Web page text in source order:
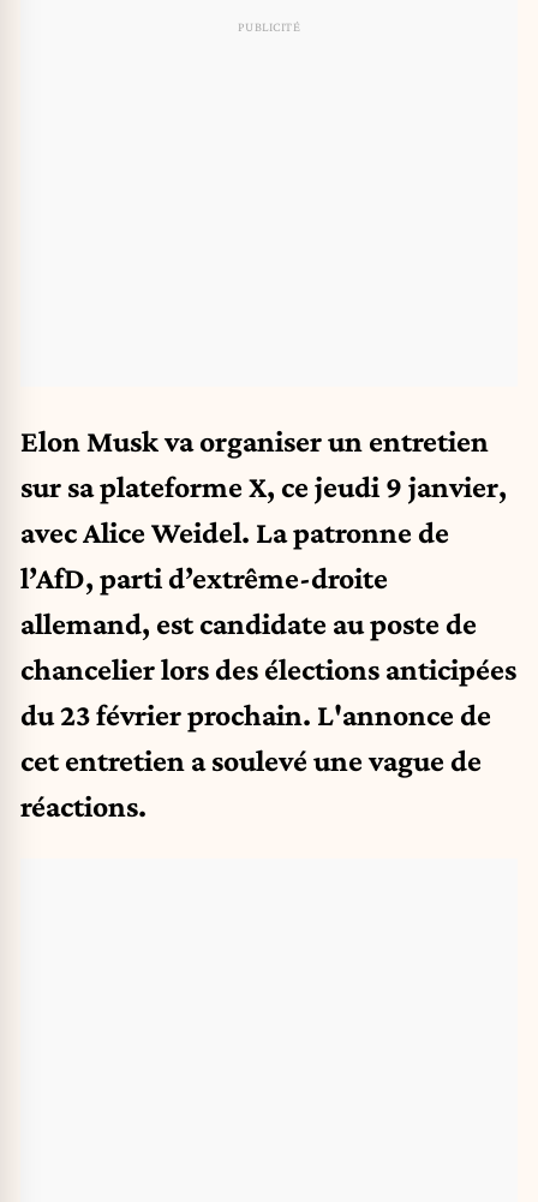
Elon Musk va organiser un entretien
sur sa plateforme X, ce jeudi 9 janvier,
avec Alice Weidel. La patronne de
l’AfD, parti d’extrême-droite
allemand, est candidate au poste de
chancelier lors des élections anticipées
du 23 février prochain. L'annonce de
cet entretien a soulevé une vague de
réactions.